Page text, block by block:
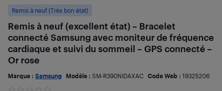
Remis à neuf (Très bon état)
Remis à neuf (excellent état) – Bracelet
connecté Samsung avec moniteur de fréquence
cardiaque et suivi du sommeil – GPS connecté –
Or rose
Marque : Samsung Modèle : SM-R390NIDAXAC Code Web : 19325206